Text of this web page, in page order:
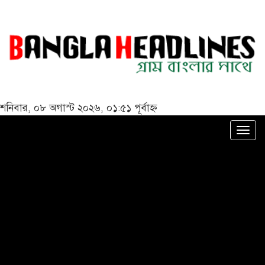
শনিবার, ০৮ অগাস্ট ২০২৬, ০১:৫১ পূর্বাহ্ন